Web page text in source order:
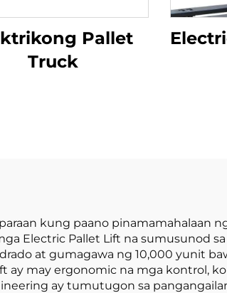
Pallet
Truck
kung paano pinamamahalaan
Electric Pallet Lift na sumusunod
at gumagawa ng 10,000 yunit
ay may ergonomic na mga kontrol,
ay tumutugon sa